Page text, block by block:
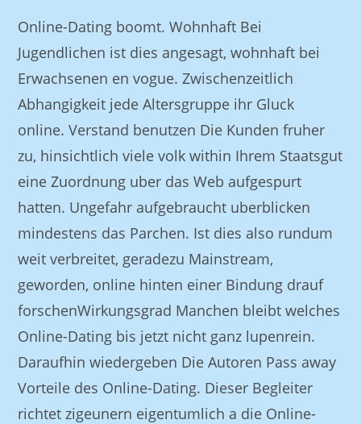
Online-Dating boomt. Wohnhaft Bei
Jugendlichen ist dies angesagt, wohnhaft bei
Erwachsenen en vogue. Zwischenzeitlich
Abhangigkeit jede Altersgruppe ihr Gluck
online. Verstand benutzen Die Kunden fruher
zu, hinsichtlich viele volk within Ihrem Staatsgut
eine Zuordnung uber das Web aufgespurt
hatten. Ungefahr aufgebraucht uberblicken
mindestens das Parchen. Ist dies also rundum
weit verbreitet, geradezu Mainstream,
geworden, online hinten einer Bindung drauf
forschenWirkungsgrad Manchen bleibt welches
Online-Dating bis jetzt nicht ganz lupenrein.
Daraufhin wiedergeben Die Autoren Pass away
Vorteile des Online-Dating. Dieser Begleiter
richtet zigeunern eigentumlich a die Online-